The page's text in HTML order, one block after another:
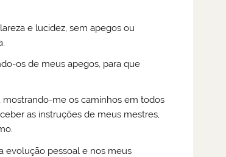
e lucidez, sem apegos ou
os de meus apegos, para que
mostrando-me os caminhos em todos
as instruções de meus mestres,
evolução pessoal e nos meus